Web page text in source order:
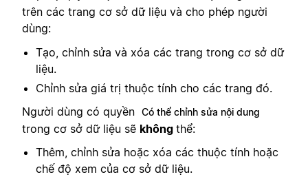
trên các trang cơ sở dữ liệu và cho phép người
dùng:
Tạo, chỉnh sửa và xóa các trang trong cơ sở dữ
liệu.
Chỉnh sửa giá trị thuộc tính cho các trang đó.
Người dùng có quyền Có thể chỉnh sửa nội dung
trong cơ sở dữ liệu sẽ không thể:
Thêm, chỉnh sửa hoặc xóa các thuộc tính hoặc
chế độ xem của cơ sở dữ liệu.